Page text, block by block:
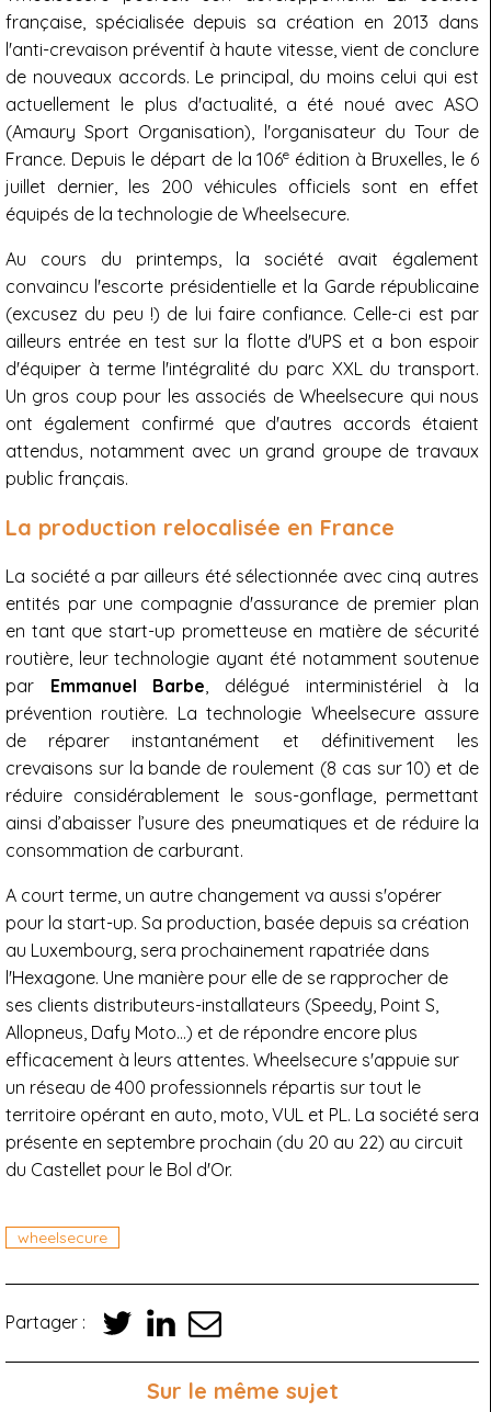
française, spécialisée depuis sa création en 2013 dans
l'anti-crevaison préventif à haute vitesse, vient de conclure
de nouveaux accords. Le principal, du moins celui qui est
actuellement le plus d'actualité, a été noué avec ASO
(Amaury Sport Organisation), l'organisateur du Tour de
France. Depuis le départ de la 106e édition à Bruxelles, le 6
juillet dernier, les 200 véhicules officiels sont en effet
équipés de la technologie de Wheelsecure.
Au cours du printemps, la société avait également
convaincu l'escorte présidentielle et la Garde républicaine
(excusez du peu !) de lui faire confiance. Celle-ci est par
ailleurs entrée en test sur la flotte d'UPS et a bon espoir
d'équiper à terme l'intégralité du parc XXL du transport.
Un gros coup pour les associés de Wheelsecure qui nous
ont également confirmé que d'autres accords étaient
attendus, notamment avec un grand groupe de travaux
public français.
La production relocalisée en France
La société a par ailleurs été sélectionnée avec cinq autres
entités par une compagnie d'assurance de premier plan
en tant que start-up prometteuse en matière de sécurité
routière, leur technologie ayant été notamment soutenue
par Emmanuel Barbe , délégué interministériel à la
prévention routière. La technologie Wheelsecure assure
de réparer instantanément et définitivement les
crevaisons sur la bande de roulement (8 cas sur 10) et de
réduire considérablement le sous-gonflage, permettant
ainsi d’abaisser l’usure des pneumatiques et de réduire la
consommation de carburant.
A court terme, un autre changement va aussi s'opérer
pour la start-up. Sa production, basée depuis sa création
au Luxembourg, sera prochainement rapatriée dans
l'Hexagone. Une manière pour elle de se rapprocher de
ses clients distributeurs-installateurs (Speedy, Point S,
Allopneus, Dafy Moto…) et de répondre encore plus
efficacement à leurs attentes. Wheelsecure s'appuie sur
un réseau de 400 professionnels répartis sur tout le
territoire opérant en auto, moto, VUL et PL. La société sera
présente en septembre prochain (du 20 au 22) au circuit
du Castellet pour le Bol d'Or.
wheelsecure
Partager :
Sur le même sujet